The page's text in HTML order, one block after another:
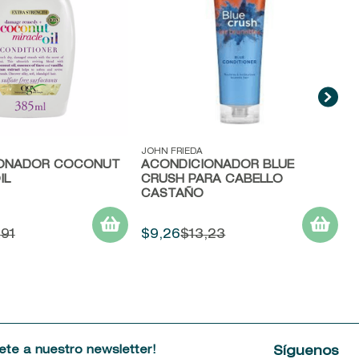
COCONUT
91
Vista rápida
JOHN FRIEDA
ACONDICIONADOR BLUE
CRUSH PARA CABELLO
CASTAÑO
$9,26$13,23
a nuestro newsletter! Síguenos